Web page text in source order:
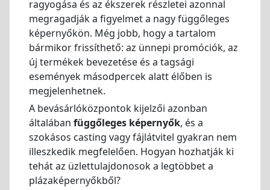
ragyogása és az ékszerek részletei azonnal
megragadják a figyelmet a nagy függőleges
képernyőkön. Még jobb, hogy a tartalom
bármikor frissíthető: az ünnepi promóciók, az
új termékek bevezetése és a tagsági
események másodpercek alatt élőben is
megjelenhetnek.
A bevásárlóközpontok kijelzői azonban
általában függőleges képernyők, és a
szokásos casting vagy fájlátvitel gyakran nem
illeszkedik megfelelően. Hogyan hozhatják ki
tehát az üzlettulajdonosok a legtöbbet a
plázaképernyőkből?